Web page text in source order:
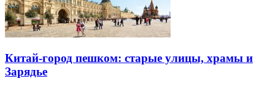
Китай-город пешком: старые улицы, храмы и
Зарядье